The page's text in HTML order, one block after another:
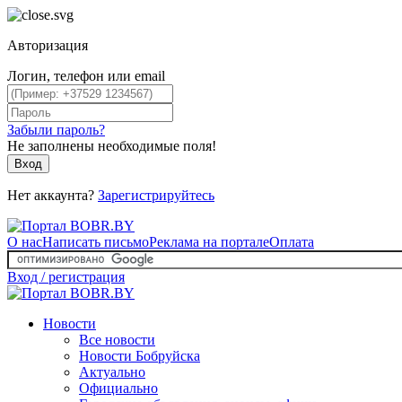
Авторизация
Логин, телефон или email
Забыли пароль?
Не заполнены необходимые поля!
Вход
Нет аккаунта? Зарегистрируйтесь
О насНаписать письмоРеклама на порталеОплата
Вход / регистрация
Новости
Все новости
Новости Бобруйска
Актуально
Официально